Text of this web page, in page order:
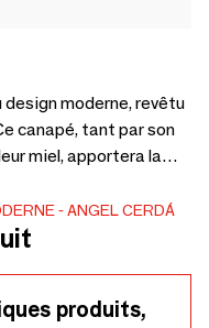
moderne, revêtu
canapé, tant par son
miel, apportera la
vous recherchez
ANGEL CERDÁ
produits,